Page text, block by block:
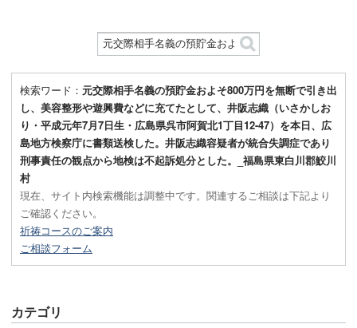
検索ワード： 元交際相手名義の預貯金およそ800万円を無断で引き出
し、美容整形や遊興費などに充てたとして、井阪志織（いさかしお
り・平成元年7月7日生・広島県呉市阿賀北1丁目12-47）を本日、広
島地方検察庁に書類送検した。井阪志織容疑者が統合失調症であり
刑事責任の観点から地検は不起訴処分とした。_福島県東白川郡鮫川
村
現在、サイト内検索機能は調整中です。関連するご相談は下記より
ご確認ください。
祈祷コースのご案内
ご相談フォーム
カテゴリ